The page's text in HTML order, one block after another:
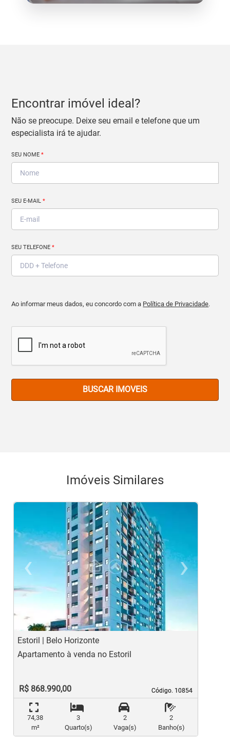
Encontrar imóvel ideal?
Não se preocupe. Deixe seu email e telefone que um
especialista irá te ajudar.
SEU NOME*
SEU E-MAIL*
SEU TELEFONE*
Ao informar meus dados, eu concordo com a Política de Privacidade.
BUSCAR IMOVEIS
Imóveis Similares
‹
Previous
›
Estoril | Belo Horizonte
Código. 10854
Código. 10854
Apartamento à venda no Estoril
R$ 868.990,00
74,38
m²
3
Quarto(s)
2
Vaga(s)
2
Banho(s)